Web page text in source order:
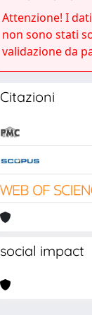
Attenzione! I
non sono stati
validazione da
Citazioni
social impact